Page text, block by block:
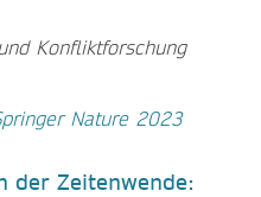
Konfliktforschung
der Zeitenwende: